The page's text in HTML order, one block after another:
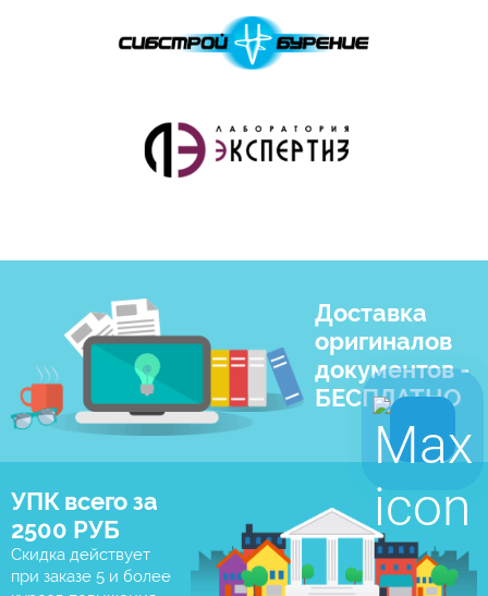
Доставка
оригиналов
документов -
БЕСПЛАТНО
УПК всего за
2500 РУБ
Скидка действует
при заказе 5 и более